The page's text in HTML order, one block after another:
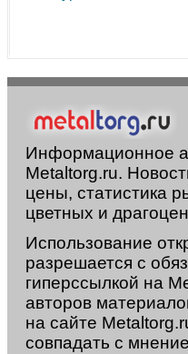
Информационное
Metaltorg.ru.
цены, статистика
цветных и
Использование
разрешается с
гиперссылкой на
авторов
на сайте
совпадать с